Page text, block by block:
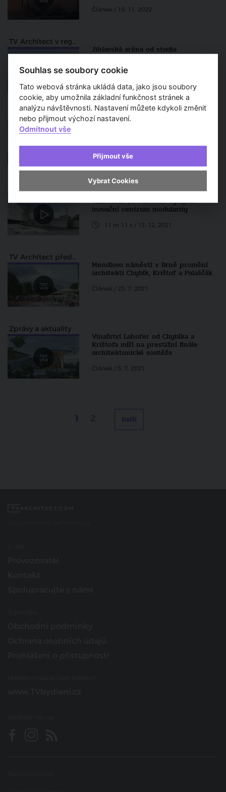
Článek / 18. 11. 2022
TV Architect v regionech
Jihlavská aréna od studia
Chybík+Kryštof je zase o krok blíže
realizaci
Článek / 31. 7. 2022
Zprávy a aktuality
Na filmovém festivalu v Karlových
Článek / 1. 7. 2022
Nová dimenze modularity. Ve
Vizovicích se otevřelo Vývojové
inovační centrum modularity
11 m 11 s / 13. 12. 2021
TV Architect představuje...
Mendlovo náměstí v Brně promění
architekti Chybík, Krištof a Palaščák
Článek / 23. 7. 2021
Zprávy a aktuality
Vinařství Lahofer od Chybíka a
Krištofa míří na prestižní finále
architektonické soutěže
Článek / 5. 7. 2021
Souhlas se soubory cookie
Tato webová stránka ukládá data, jako jsou soubory
cookie, aby umožnila základní funkčnost stránek a
analýzu návštěvnosti. Nastavení můžete kdykoli změnit
nebo přijmout výchozí nastavení.
Odmítnout vše
Přijmout vše
Vybrat Cookies